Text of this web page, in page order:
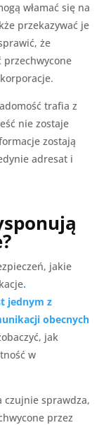
włamać się na
przekazywać je
że
przechwycone
trafia z
nie zostaje
zostają
adresat i
jakie
.
jednym z
obecnych
jak
w
czujnie sprawdza,
przez